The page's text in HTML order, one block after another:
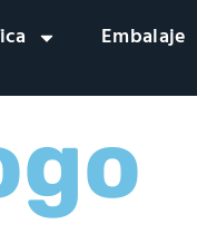
Embalaje